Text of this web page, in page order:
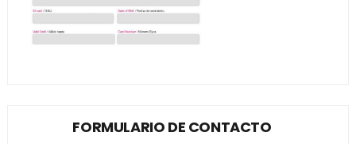
FORMULARIO DE CONTACTO